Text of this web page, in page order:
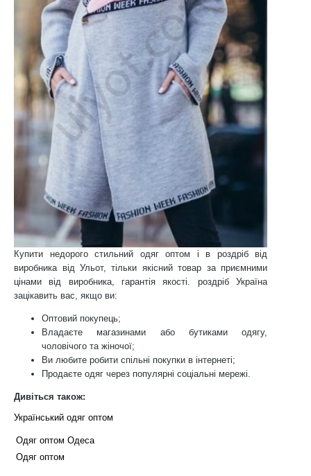
Купити недорого стильний одяг оптом і в роздріб від
виробника від Ульот, тільки якісний товар за приємними
цінами від виробника, гарантія якості. роздріб Україна
зацікавить вас, якщо ви:
Оптовий покупець;
Владаєте магазинами або бутиками одягу,
чоловічого та жіночої;
Ви любите робити спільні покупки в інтернеті;
Продаєте одяг через популярні соціальні мережі.
Дивіться також:
Український одяг оптом
Одяг оптом Одеса
Одяг оптом